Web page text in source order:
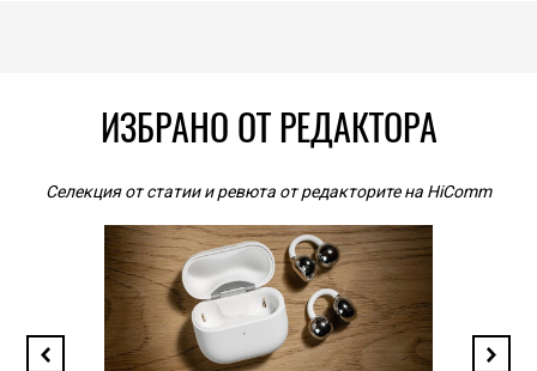
ИЗБРАНО ОТ РЕДАКТОРА
Селекция от статии и ревюта от редакторите на HiComm